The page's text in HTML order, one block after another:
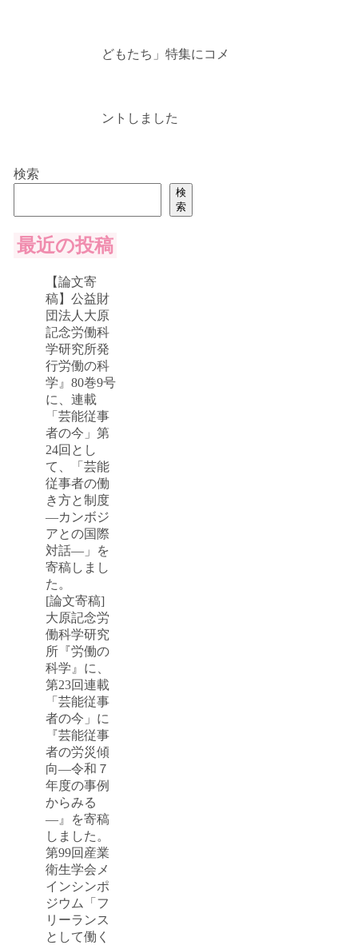
どもたち」特集にコメ
ントしました
検索
検
索
最近の投稿
【論文寄
稿】公益財
団法人大原
記念労働科
学研究所発
行労働の科
学』80巻9号
に、連載
「芸能従事
者の今」第
24回とし
て、「芸能
従事者の働
き方と制度
―カンボジ
アとの国際
対話―」を
寄稿しまし
た。
[論文寄稿]
大原記念労
働科学研究
所『労働の
科学』に、
第23回連載
「芸能従事
者の今」に
『芸能従事
者の労災傾
向―令和７
年度の事例
からみる
―』を寄稿
しました。
第99回産業
衛生学会メ
インシンポ
ジウム「フ
リーランス
として働く